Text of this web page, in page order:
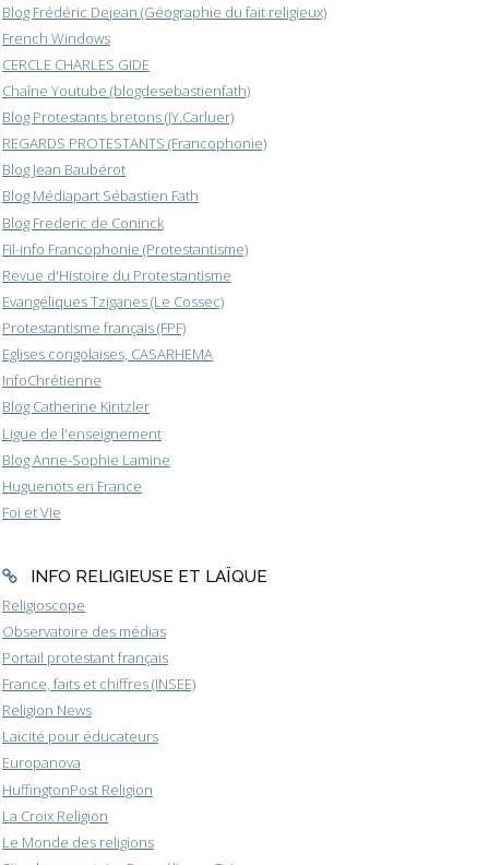
Blog Frédéric Dejean (Géographie du fait religieux)
French Windows
CERCLE CHARLES GIDE
Chaîne Youtube (blogdesebastienfath)
Blog Protestants bretons (JY.Carluer)
REGARDS PROTESTANTS (Francophonie)
Blog Jean Baubérot
Blog Médiapart Sébastien Fath
Blog Frederic de Coninck
Fil-info Francophonie (Protestantisme)
Revue d'Histoire du Protestantisme
Evangéliques Tziganes (Le Cossec)
Protestantisme français (FPF)
Eglises congolaises, CASARHEMA
InfoChrétienne
Blog Catherine Kintzler
Ligue de l'enseignement
Blog Anne-Sophie Lamine
Huguenots en France
Foi et Vie
INFO RELIGIEUSE ET LAÏQUE
Religioscope
Observatoire des médias
Portail protestant français
France, faits et chiffres (INSEE)
Religion News
Laïcité pour éducateurs
Europanova
HuffingtonPost Religion
La Croix Religion
Le Monde des religions